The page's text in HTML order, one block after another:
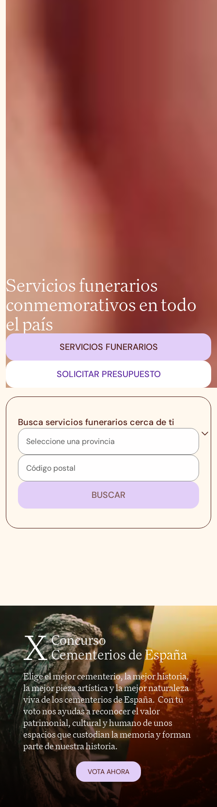
Servicios funerarios
conmemorativos en todo
el país
SOLICITAR PRESUPUESTO
SERVICIOS FUNERARIOS
Busca servicios funerarios cerca de ti
BUSCAR
X Concurso
Cementerios de España
Elige el mejor cementerio, la mejor historia,
la mejor pieza artística y la mejor naturaleza
viva de los cementerios de España. Con tu
voto nos ayudas a reconocer el valor
patrimonial, cultural y humano de unos
espacios que custodian la memoria y forman
parte de nuestra historia.
VOTA AHORA